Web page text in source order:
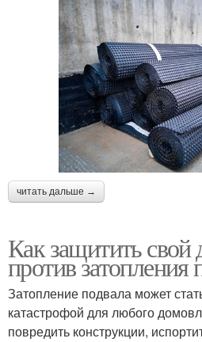
читать дальше →
Как защитить свой
против затопления
Затопление подвала может
катастрофой для любого
повредить конструкции,